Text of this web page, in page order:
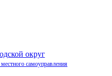
округ
самоуправления